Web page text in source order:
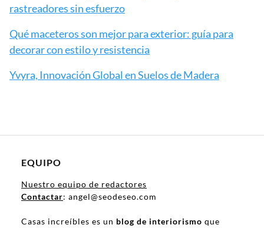
rastreadores sin esfuerzo
Qué maceteros son mejor para exterior: guía para
decorar con estilo y resistencia
Yvyra, Innovación Global en Suelos de Madera
EQUIPO
Nuestro equipo de redactores
Contactar: angel@seodeseo.com
Casas increíbles es un blog de interiorismo que